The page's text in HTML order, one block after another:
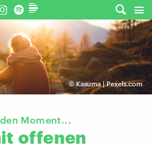
©Kasuma | Pexels.com
Moment...
offenen